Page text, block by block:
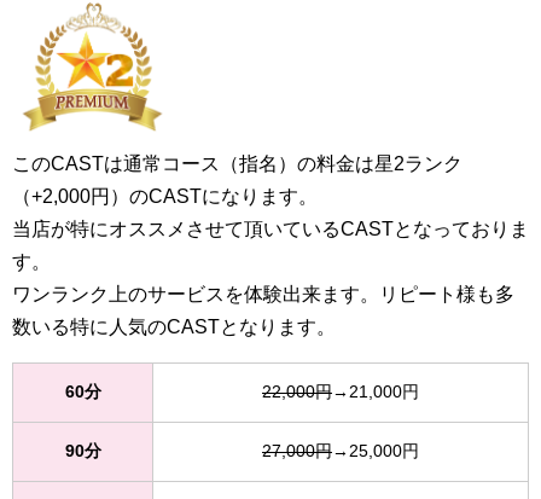
このCASTは通常コース（指名）の料金は星2ランク
（+2,000円）のCASTになります。
当店が特にオススメさせて頂いているCASTとなっておりま
す。
ワンランク上のサービスを体験出来ます。リピート様も多
数いる特に人気のCASTとなります。
60分 22,000円→21,000円
90分 27,000円→25,000円